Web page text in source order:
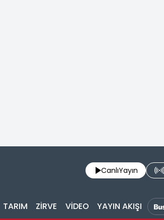
CanlıYayın
TARIM ZİRVE VİDEO YAYIN AKIŞI